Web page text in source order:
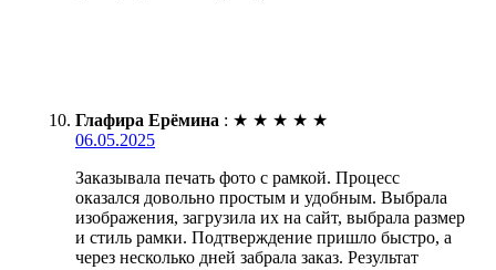
Глафира Ерёмина : ★ ★ ★ ★ ★
06.05.2025
Заказывала печать фото с рамкой. Процесс
оказался довольно простым и удобным. Выбрала
изображения, загрузила их на сайт, выбрала размер
и стиль рамки. Подтверждение пришло быстро, а
через несколько дней забрала заказ. Результат